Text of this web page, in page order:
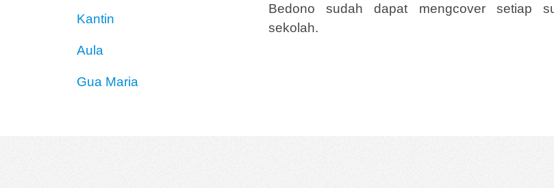
Kantin
Aula
Gua Maria
Bedono sudah dapat mengcover setiap
sekolah.